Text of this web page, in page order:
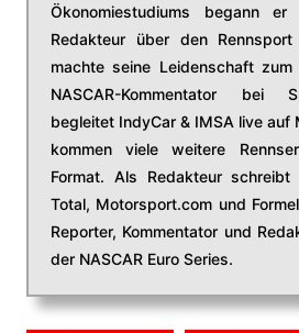
Ökonomiestudiums begann
Redakteur über den
machte seine Leidenschaft
NASCAR-Kommentator bei
begleitet IndyCar & IMSA live auf
kommen viele weitere
Format. Als Redakteur
Total, Motorsport.com und
Reporter, Kommentator und
der NASCAR Euro Series.